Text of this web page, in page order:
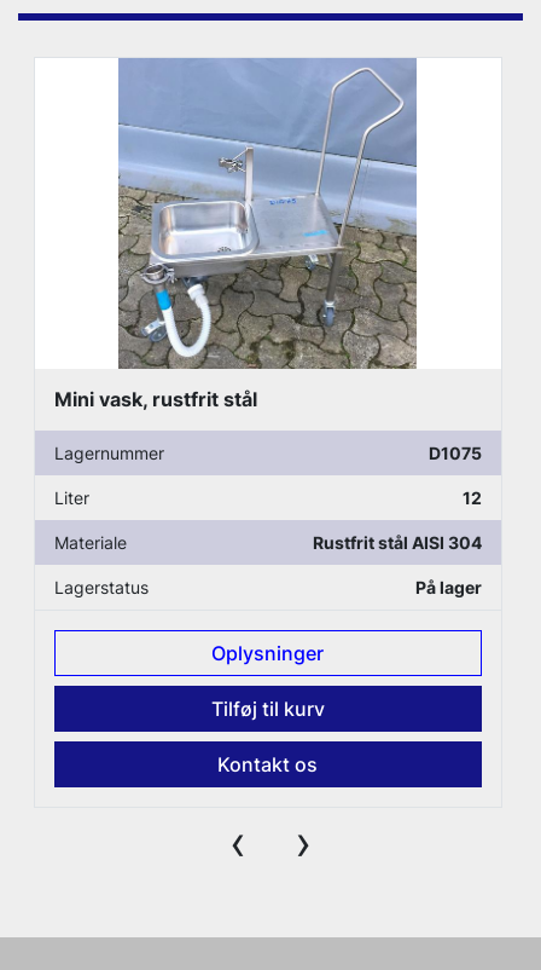
Mini vask, rustfrit stål
Lagernummer D1075
Liter 12
Materiale Rustfrit stål AISI 304
Lagerstatus På lager
Oplysninger
Tilføj til kurv
Kontakt os
‹ ›